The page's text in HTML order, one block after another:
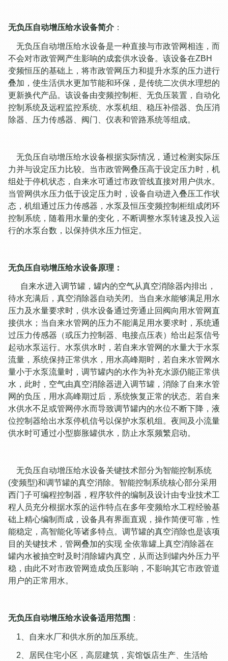
无负压自动增压给水设备简介：
无负压自动增压给水设备是一种直接与市政管网相连，而
不会对市政管网产生影响的成套供水设备。该设备在ZBH
变频恒压的基础上，将市政管网压力和提升水泵的压力进行
叠加，使生活供水更加节能和环保，是传统二次供水理想的
更新换代产品。该设备由变频控制柜、无负压装置，自动化
控制系统及远程监控系统、水泵机组、稳压补偿器、负压消
除器、压力传感器、阀门、仪表和管路系统等组成。
无负压自动增压给水设备根据实际情况，通过检测实际压
力并与设定压力比较。当市政管网叠压高于设定压力时，机
组处于停机状态，自来水可通过市政管线直接对用户供水。
当管网供水压力低于设定压力时，设备自动进入叠压工作状
态，机组通过压力传感器，水泵及恒压变频控制柜组成闭环
控制系统，随着用水量的变化，不断调整水泵转速及投入运
行的水泵台数，以保持供水压力恒定。
无负压自动增压给水设备原理：
自来水进入调节罐，罐内的空气从真空消除器内排出，
待水充满后，真空消除器自动关闭。当自来水能够满足用水
压力及水量要求时，供水设备通过旁通止回阀向用水管网直
接供水；当自来水管网的压力不能满足用水要求时，系统通
过压力传感器（或压力控制器、电接点压表）给出起泵信号
起动水泵运行。水泵供水时，若自来水管网的水量大于水泵
流量，系统保持正常供水，用水高峰期时，若自来水管网水
量小于水泵流量时，调节罐内的水作为补充水源仍能正常供
水，此时，空气由真空消除器进入调节罐，消除了自来水管
网的负压，用水高峰期过后，系统恢复正常的状态。若自来
水供水不足或管网停水而导致调节罐内的水位不断下降，液
位控制器给出水泵停机信号以保护水泵机组。夜间及小流量
供水时可通过小型膨胀罐供水，防止水泵频繁启动。
无负压自动增压给水设备关键技术部分为智能控制系统
(变频型)和调节罐的真空消除。智能控制系统核心部分采用
西门子可编程控制器，程序软件的编制及设计由专业技术工
程人员充分根据水泵的运作特点在多年变频给水工程经验基
础上精心编制而成，设备具有界面直观，操作简便可靠，性
能稳定，高智能化等诸多特点。调节罐的真空消除也是该项
目的关键技术，管网叠加的实现 全依靠罐上真空消除器在
罐内水被抽空时及时消除罐内真空，从而达到罐内外压力平
稳，由此不对市政管网造成负压影响，不影响其它市政管道
用户的正常用水。
无负压自动增压给水设备适用范围 ：
1、自来水厂和供水所的加压系统。
2、居民住宅小区，高层建筑，宾馆饭店生产、生活给